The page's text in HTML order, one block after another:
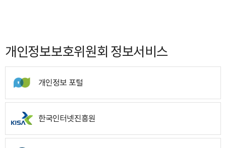
개인정보보호위원회 정보서비스
개인정보 포털
한국인터넷진흥원